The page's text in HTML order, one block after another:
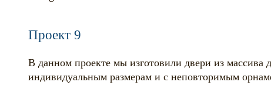
Проект 9
В данном проекте мы изготовили двери из массива
индивидуальным размерам и с неповторимым